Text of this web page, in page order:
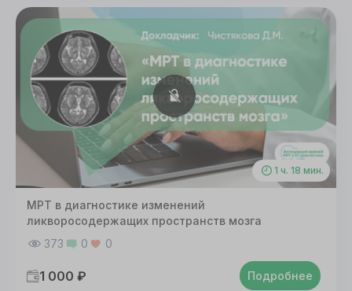
1 ч. 18 мин.
МРТ в диагностике изменений
ликворосодержащих пространств мозга
373
0 0
1 000 ₽ Подробнее